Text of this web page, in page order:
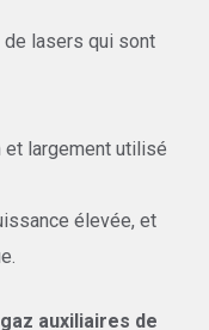
lasers qui sont
largement utilisé
élevée, et
auxiliaires de